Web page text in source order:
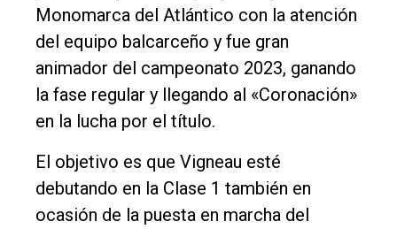
Monomarca del Atlántico con la atención
del equipo balcarceño y fue gran
animador del campeonato 2023, ganando
la fase regular y llegando al «Coronación»
en la lucha por el título.
El objetivo es que Vigneau esté
debutando en la Clase 1 también en
ocasión de la puesta en marcha del